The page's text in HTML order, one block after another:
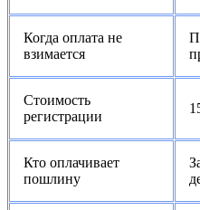
Когда оплата не
взимается
Стоимость
регистрации
Кто оплачивает
пошлину